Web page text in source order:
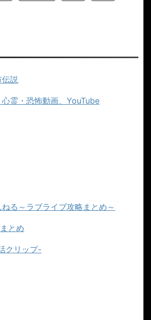
説
霊・恐怖動画、YouTube
る～ラブライブ攻略まとめ～
とめ
クリップ-